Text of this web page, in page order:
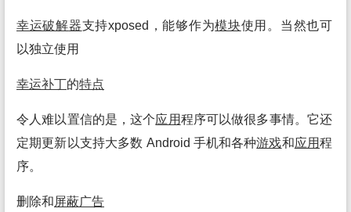
幸运破解器支持xposed，能够作为模块使用。当然也可
以独立使用
幸运补丁的特点
令人难以置信的是，这个应用程序可以做很多事情。它还
定期更新以支持大多数 Android 手机和各种游戏和应用程
序。
删除和屏蔽广告